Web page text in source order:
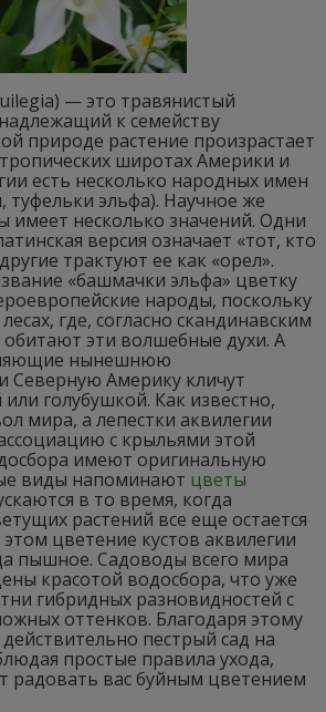
— это травянистый
к семейству
природе растение произрастает
широтах Америки и
есть несколько народных имен
туфельки эльфа). Научное же
имеет несколько значений. Одни
версия означает «тот, кто
трактуют ее как «орел».
«башмачки эльфа» цветку
народы, поскольку
где, согласно скандинавским
обитают эти волшебные духи. А
нынешнюю
Северную Америку кличут
или голубушкой. Как известно,
мира, а лепестки аквилегии
с крыльями этой
имеют оригинальную
виды напоминают цветы
в то время, когда
растений все еще остается
цветение кустов аквилегии
пышное. Садоводы всего мира
красотой водосбора, что уже
гибридных разновидностей с
оттенков. Благодаря этому
пестрый сад на
простые правила ухода,
радовать вас буйным цветением